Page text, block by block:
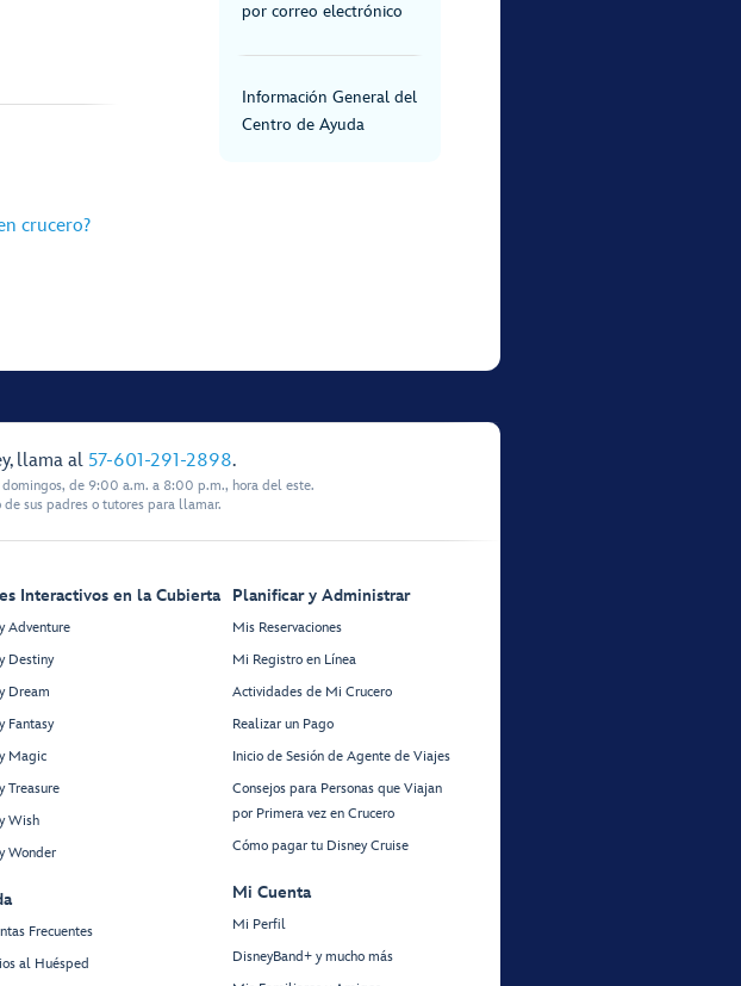
crucero?
por correo electrónico
Información General del
Centro de Ayuda
llama al 57-601-291-2898.
de 9:00 a.m. a 8:00 p.m., hora del este.
sus padres o tutores para llamar.
Interactivos en la Cubierta
Adventure
Destiny
Dream
Fantasy
Magic
Treasure
Wish
Wonder
Frecuentes
al Huésped
Planificar y Administrar
Mis Reservaciones
Mi Registro en Línea
Actividades de Mi Crucero
Realizar un Pago
Inicio de Sesión de Agente de Viajes
Consejos para Personas que Viajan
por Primera vez en Crucero
Cómo pagar tu Disney Cruise
Mi Cuenta
Mi Perfil
DisneyBand+ y mucho más